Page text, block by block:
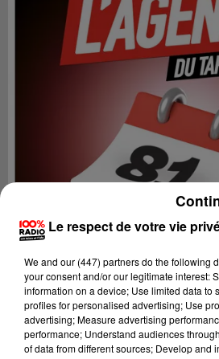
Le respect de votre vie
We and our (447) partnersdo the following
your consent and/or our legitimate interest:
information on a device; Use limited data to
profiles for personalised advertising; Use
advertising; Measure advertising
performance; Understand audiences
of data from different sources; Develop and